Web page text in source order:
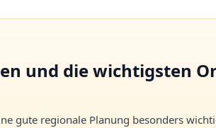
und die wichtigsten
gute regionale Planung besonders